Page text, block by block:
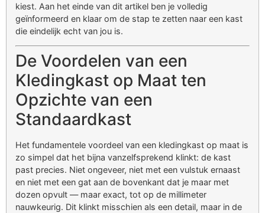
kiest. Aan het einde van dit artikel ben je volledig
geïnformeerd en klaar om de stap te zetten naar een kast
die eindelijk echt van jou is.
De Voordelen van een
Kledingkast op Maat ten
Opzichte van een
Standaardkast
Het fundamentele voordeel van een kledingkast op maat is
zo simpel dat het bijna vanzelfsprekend klinkt: de kast
past precies. Niet ongeveer, niet met een vulstuk ernaast
en niet met een gat aan de bovenkant dat je maar met
dozen opvult — maar exact, tot op de millimeter
nauwkeurig. Dit klinkt misschien als een detail, maar in de